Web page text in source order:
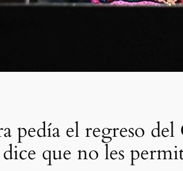
pedía el regreso
que no les